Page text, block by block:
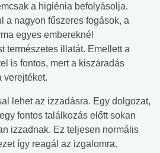
a higiénia befolyásolja.
a nagyon fűszeres fogások, a
egyes embereknél
természetes illatát. Emellett a
is fontos, mert a kiszáradás
verejtéket.
lehet az izzadásra. Egy dolgozat,
fontos találkozás előtt sokan
izzadnak. Ez teljesen normális
így reagál az izgalomra.